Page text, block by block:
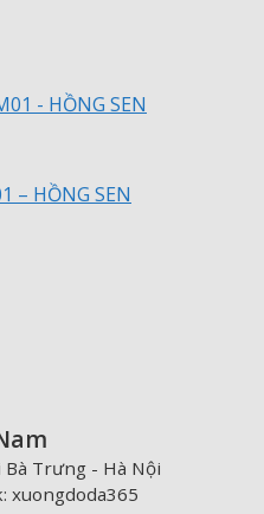
– HỒNG SEN
Trưng - Hà Nội
xuongdoda365